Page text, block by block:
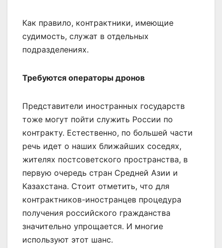
Как правило, контрактники, имеющие
судимость, служат в отдельных
подразделениях.
Требуются операторы дронов
Представители иностранных государств
тоже могут пойти служить России по
контракту. Естественно, по большей части
речь идет о наших ближайших соседях,
жителях постсоветского пространства, в
первую очередь стран Средней Азии и
Казахстана. Стоит отметить, что для
контрактников-иностранцев процедура
получения российского гражданства
значительно упрощается. И многие
используют этот шанс.